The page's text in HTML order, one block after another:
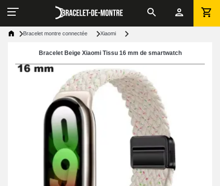
Bracelet montre connectée Xiaomi
Bracelet Beige Xiaomi Tissu 16 mm de smartwatch